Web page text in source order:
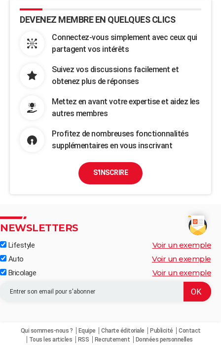
DEVENEZ MEMBRE EN QUELQUES CLICS
Connectez-vous simplement avec ceux qui
partagent vos intérêts
Suivez vos discussions facilement et
obtenez plus de réponses
Mettez en avant votre expertise et aidez les
autres membres
Profitez de nombreuses fonctionnalités
supplémentaires en vous inscrivant
S'INSCRIRE
NEWSLETTERS
Lifestyle Voir un exemple
Auto Voir un exemple
Bricolage Voir un exemple
Qui sommes-nous ? Equipe Charte éditoriale Publicité
Contact
Tous les articles
RSS Recrutement Données personnelles